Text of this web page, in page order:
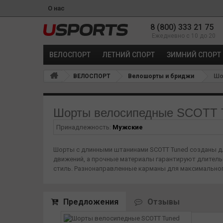
О нас
8 (800) 333 21 75
Ежедневно с 10 до 20
ВЕЛОСПОРТ ЛЕТНИЙ СПОРТ ЗИМНИЙ СПОРТ
ВЕЛОСПОРТ Велошорты и бриджи
Шорты велосипедные SCOTT
Принадлежность: Мужские
Шорты с длинными штанинами SCOTT Tuned созданы
движений, а прочные материалы гарантируют
стиль. Разнонаправленные карманы для
Предложения Отзывы